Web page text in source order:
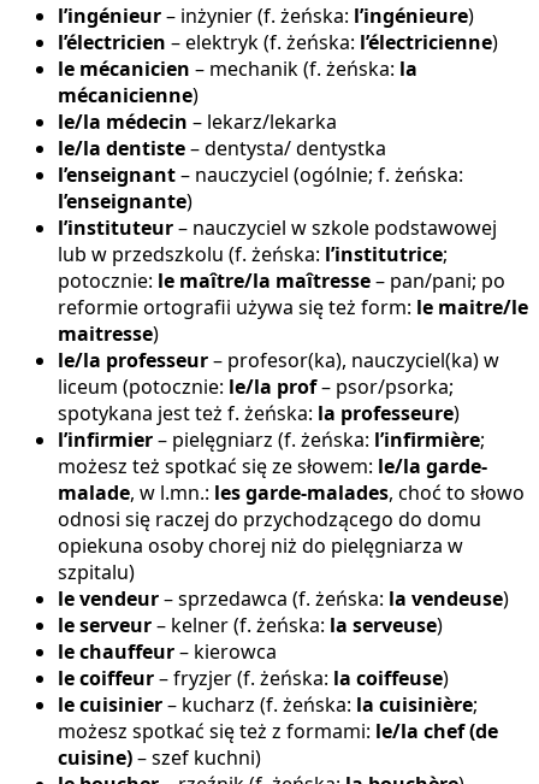
l’ingénieur– inżynier (f. żeńska: l’ingénieure)
l’électricien – elektryk (f. żeńska: l’électricienne)
le mécanicien – mechanik (f. żeńska: la
mécanicienne)
le/la médecin – lekarz/lekarka
le/la dentiste– dentysta/ dentystka
l’enseignant– nauczyciel (ogólnie; f. żeńska:
l’enseignante)
l’instituteur– nauczyciel w szkole podstawowej
lub w przedszkolu (f. żeńska: l’institutrice;
potocznie: le maître/la maîtresse– pan/pani; po
reformie ortografii używa się też form: le maitre/le
maitresse)
le/la professeur– profesor(ka), nauczyciel(ka) w
liceum (potocznie: le/la prof– psor/psorka;
spotykana jest też f. żeńska: la professeure)
l’infirmier– pielęgniarz (f. żeńska: l’infirmière;
możesz też spotkać się ze słowem: le/la garde-
malade, w l.mn.: les garde-malades, choć to słowo
odnosi się raczej do przychodzącego do domu
opiekuna osoby chorej niż do pielęgniarza w
szpitalu)
le vendeur– sprzedawca (f. żeńska: la vendeuse)
le serveur– kelner (f. żeńska: la serveuse)
le chauffeur– kierowca
le coiffeur– fryzjer (f. żeńska: la coiffeuse)
le cuisinier– kucharz (f. żeńska: la cuisinière;
możesz spotkać się też z formami: le/la chef (de
cuisine)– szef kuchni)